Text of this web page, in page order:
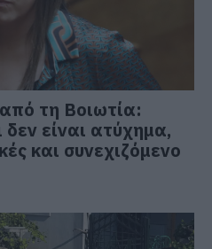
τη Βοιωτία:
είναι ατύχημα,
και συνεχιζόμενο